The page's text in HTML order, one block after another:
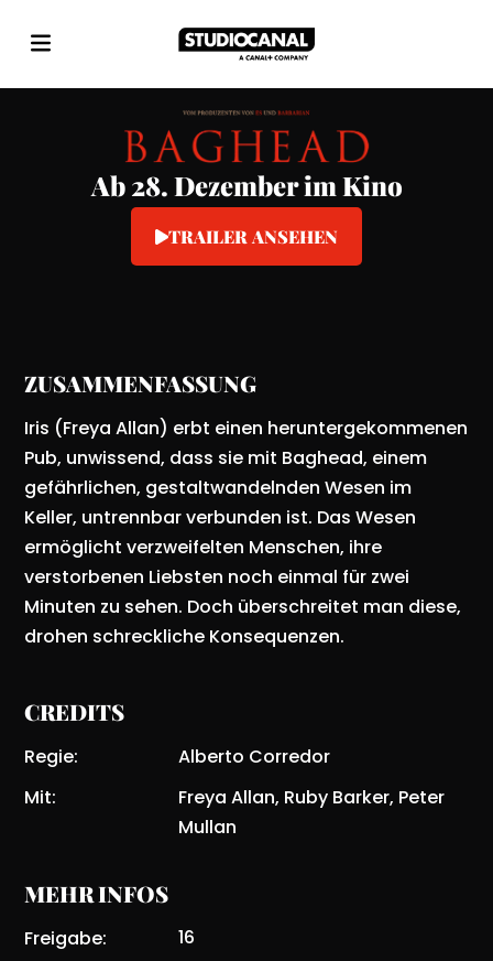
Ab 28. Dezember im Kino
TRAILER ANSEHEN
ZUSAMMENFASSUNG
Iris (Freya Allan) erbt einen heruntergekommenen
Pub, unwissend, dass sie mit Baghead, einem
gefährlichen, gestaltwandelnden Wesen im
Keller, untrennbar verbunden ist. Das Wesen
ermöglicht verzweifelten Menschen, ihre
verstorbenen Liebsten noch einmal für zwei
Minuten zu sehen. Doch überschreitet man diese,
drohen schreckliche Konsequenzen.
CREDITS
Regie:
Alberto Corredor
Mit:
Freya Allan, Ruby Barker, Peter
Mullan
MEHR INFOS
Freigabe:
16